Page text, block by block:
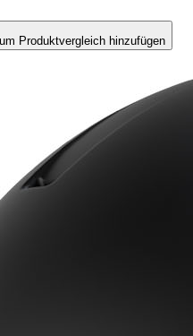
Produktvergleich hinzufügen